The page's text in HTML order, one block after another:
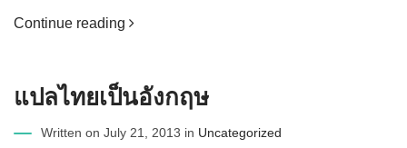
Continue reading
แปลไทยเป็นอังกฤษ
Written on July 21, 2013 in Uncategorized